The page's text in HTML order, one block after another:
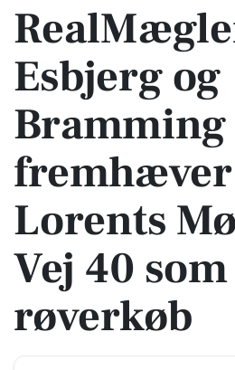
Esbjerg og
Bramming
fremhæver
Lorents
Vej 40
røverkøb